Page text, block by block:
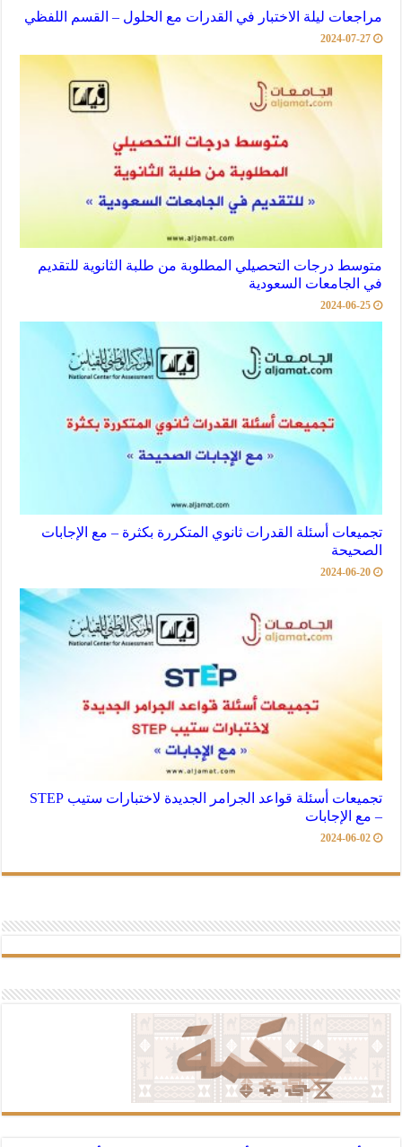
مراجعات ليلة الاختبار في القدرات مع الحلول – القسم اللفظي
2024-07-27
متوسط درجات التحصيلي المطلوبة من طلبة الثانوية للتقديم
في الجامعات السعودية
2024-06-25
تجميعات أسئلة القدرات ثانوي المتكررة بكثرة – مع الإجابات
الصحيحة
2024-06-20
تجميعات أسئلة قواعد الجرامر الجديدة لاختبارات ستيب STEP
– مع الإجابات
2024-06-02